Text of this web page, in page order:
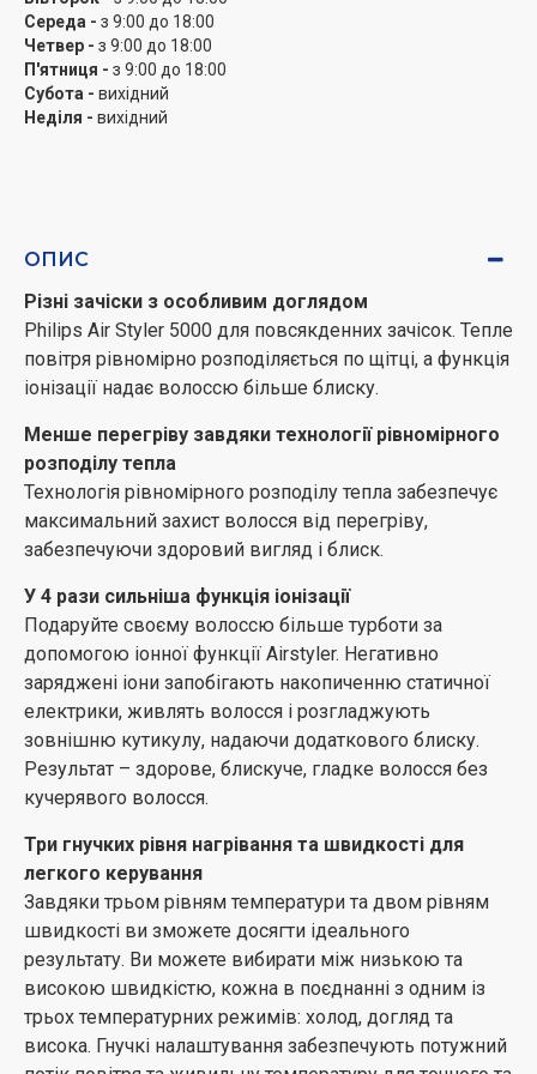
Режим догляду для кращого захисту при сушінні
та укладанні
Режим «Догляд» забезпечує оптимальну
температуру сушіння та захищає від перегріву.
У режимі холодного повітря волосся дбайливо
діє на тонкому, сухому або пошкодженому волоссі.
Керамічні нагрівальні пластини з аргановим
маслом для м'якого ковзання
керамічні нагрівальні пластини з аргановим маслом,
що забезпечують рівномірне укладання без опору та
легке ковзання.
Щітка діаметром 30 мм із висувними рядами для
Щітка діаметром 30 мм із висувними рядами
призначена для полегшення укладання. Поверніть
кінчик щітки та легко витягніть її з волосся, щоб
створити чіткі хвилі.
Термощітка 38 мм для прямих зачісок та хвиль
Термічна щітка має особливо великий діаметр – 38
мм. Завдяки своїй ширині щітка з гарячим повітрям є
зачісок та хвиль.
Насадка-лопатева щітка для розгладження та
надання природно гладкого вигляду
Випрямляюча насадка у формі лопатки створена для
того, щоб надати вам природного гладкого вигляду за
один раз.
Насадка для більшого обсягу від коріння
Середа - з 9:00 до 18:00
Четвер - з 9:00 до 18:00
П'ятниця - з 9:00 до 18:00
Субота - вихідний
Неділя - вихідний
ОПИС
Різні зачіски з особливим доглядом
Philips Air Styler 5000 для повсякденних зачісок. Тепле
повітря рівномірно розподіляється по щітці, а функція
іонізації надає волоссю більше блиску.
Менше перегріву завдяки технології рівномірного
розподілу тепла
Технологія рівномірного розподілу тепла забезпечує
максимальний захист волосся від перегріву,
забезпечуючи здоровий вигляд і блиск.
У 4 рази сильніша функція іонізації
Подаруйте своєму волоссю більше турботи за
допомогою іонної функції Airstyler. Негативно
заряджені іони запобігають накопиченню статичної
електрики, живлять волосся і розгладжують
зовнішню кутикулу, надаючи додаткового блиску.
Результат – здорове, блискуче, гладке волосся без
кучерявого волосся.
Три гнучких рівня нагрівання та швидкості для
легкого керування
Завдяки трьом рівням температури та двом рівням
швидкості ви зможете досягти ідеального
результату. Ви можете вибирати між низькою та
високою швидкістю, кожна в поєднанні з одним із
трьох температурних режимів: холод, догляд та
висока. Гнучкі налаштування забезпечують потужний